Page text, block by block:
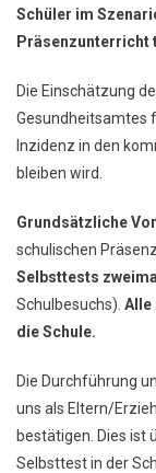
Schüler im
Präsenzunterricht
Die Einschätzung
Gesundheitsamtes
Inzidenz in den
bleiben wird.
Grundsätzliche
schulischen
Selbsttests
Schulbesuchs). Alle
die Schule.
Die Durchführung
uns als Eltern/
bestätigen. Dies ist
Selbsttest in der